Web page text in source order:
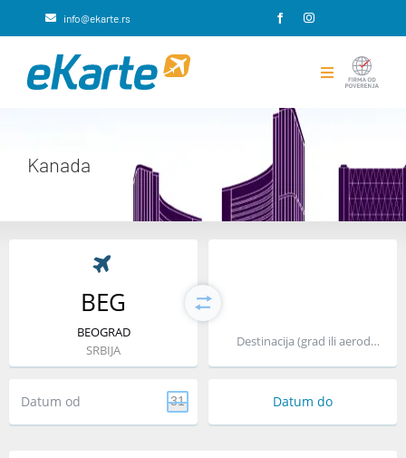
info@ekarte.rs
Toggle
Kanada
BEOGRAD
SRBIJA
BEG
Destinacija (grad ili aerodrom)
Datum od 31 Datum do